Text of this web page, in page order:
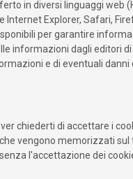
in diversi linguaggi web
Explorer, Safari,
per garantire
informazioni dagli editori
e di eventuali danni
chiederti di accettare i
vengono memorizzati
l'accettazione dei